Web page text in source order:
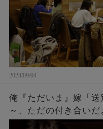
2024/09/04
俺『ただいま』嫁「
～、ただの付き合い
ね。何度もチャンス